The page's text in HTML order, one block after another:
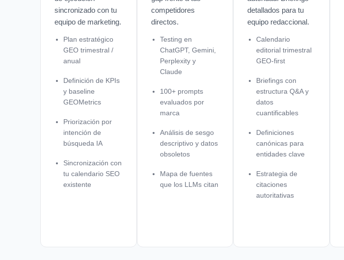
sincronizado con tu
equipo de marketing.
Plan estratégico
GEO trimestral /
anual
Definición de KPIs
y baseline
GEOMetrics
Priorización por
intención de
búsqueda IA
Sincronización con
tu calendario SEO
existente
competidores
directos.
Testing en
ChatGPT, Gemini,
Perplexity y
Claude
100+ prompts
evaluados por
marca
Análisis de sesgo
descriptivo y datos
obsoletos
Mapa de fuentes
que los LLMs citan
detallados para tu
equipo redaccional.
Calendario
editorial trimestral
GEO-first
Briefings con
estructura Q&A y
datos
cuantificables
Definiciones
canónicas para
entidades clave
Estrategia de
citaciones
autoritativas